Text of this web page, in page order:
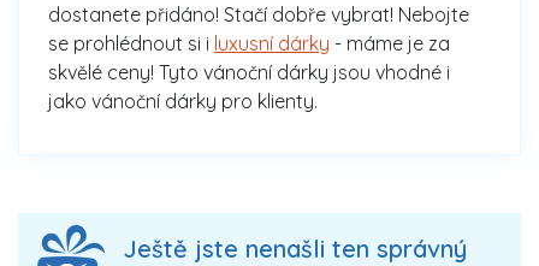
dostanete přidáno! Stačí dobře vybrat! Nebojte
se prohlédnout si i luxusní dárky - máme je za
skvělé ceny! Tyto vánoční dárky jsou vhodné i
jako vánoční dárky pro klienty.
Ještě jste nenašli ten správný